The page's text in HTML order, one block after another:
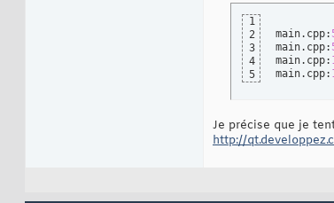
1
2
3
4
5
main.cpp:
main.cpp:
main.cpp:
main.cpp:
Je précise que je
http://